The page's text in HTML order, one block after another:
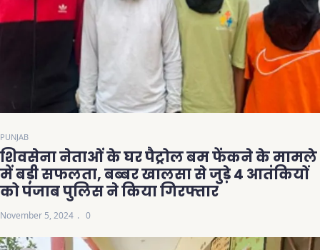
PUNJAB
शिवसेना नेताओं के घर पैट्रोल बम फेंकने के मामले
में बड़ी सफलता, बब्बर खालसा से जुड़े 4 आतंकियों
को पंजाब पुलिस ने किया गिरफ्तार
November 5, 2024 0